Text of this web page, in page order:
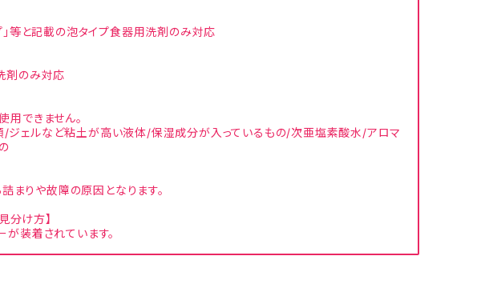
」等と記載の泡タイプ食器用洗剤のみ対応
剤のみ対応
できません。
ジェルなど粘土が高い液体/保湿成分が入っているもの/次亜塩素酸水/アロマ
まりや故障の原因となります。
分け方】
装着されています。